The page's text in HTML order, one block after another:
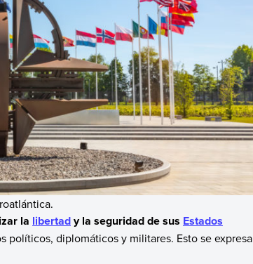
la libertady la seguridad de sus Estados
políticos, diplomáticos y militares. Esto se expresa